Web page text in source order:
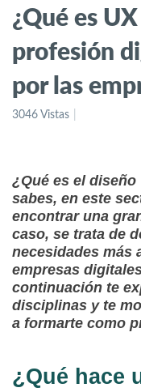
¿Qué es
profesión
por las
3046 Vistas
¿Qué es el
sabes, en este
encontrar una
caso, se trata de
necesidades más
empresas
continuación te
disciplinas y te
a formarte como
¿Qué hace